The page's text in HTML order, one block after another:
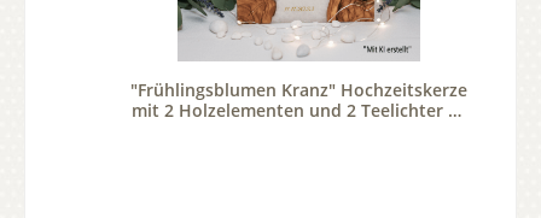
"Frühlingsblumen Kranz" Hochzeitskerze
mit 2 Holzelementen und 2 Teelichter 20